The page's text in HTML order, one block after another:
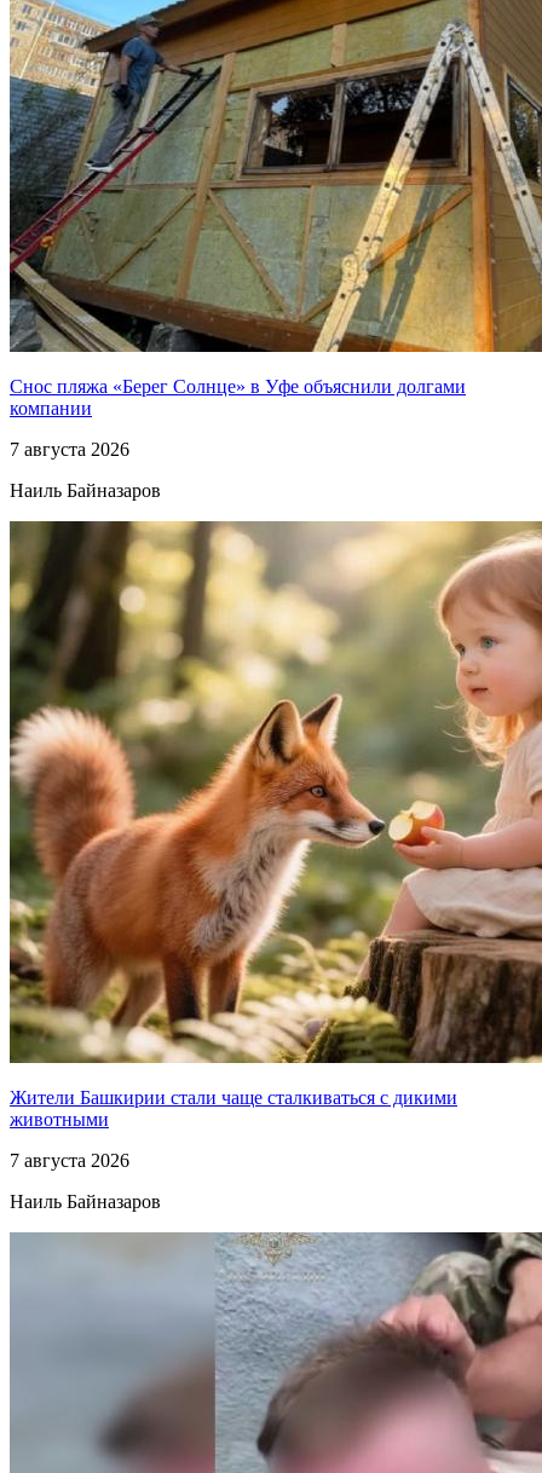
Снос пляжа «Берег Солнце» в Уфе объяснили долгами
компании
7 августа 2026
Наиль Байназаров
Жители Башкирии стали чаще сталкиваться с дикими
животными
7 августа 2026
Наиль Байназаров